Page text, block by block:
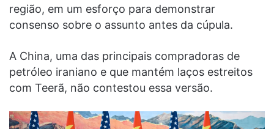
região, em um esforço para demonstrar
consenso sobre o assunto antes da cúpula.
A China, uma das principais compradoras de
petróleo iraniano e que mantém laços estreitos
com Teerã, não contestou essa versão.